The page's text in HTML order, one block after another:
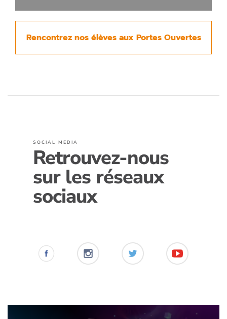
Rencontrez nos élèves aux Portes Ouvertes
SOCIAL MEDIA
Retrouvez-nous
sur les réseaux
sociaux